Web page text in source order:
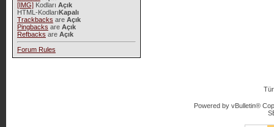
[IMG]Kodları Açık
HTML-KodlarıKapalı
Trackbacks are Açık
Pingbacks are Açık
Refbacks are Açık
Forum Rules
Powered by vBulletin®